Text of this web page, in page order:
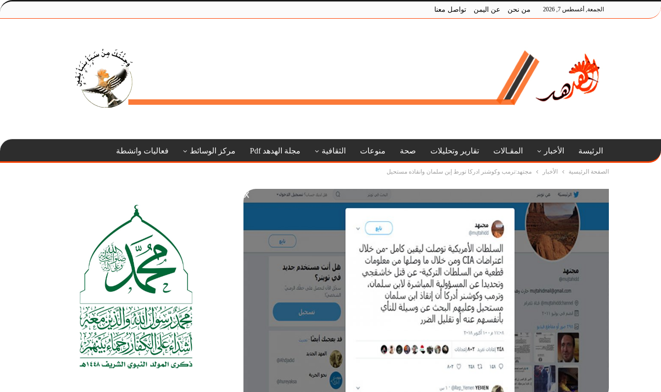
الجمعة, أغسطس 7, 2026 من نحن عن اليمن تواصل معنا
الرئيسة الأخبار المقـالات تقارير وتحليلات صحة منوعات الثقافية مجلة الهدهد Pdf مركز الوسائط فعاليات وانشطة
الصفحة الرئيسية الأخبار مجتهد:ترمب وكوشنر ادركا تورط إبن سلمان وانقاذه مستحيل